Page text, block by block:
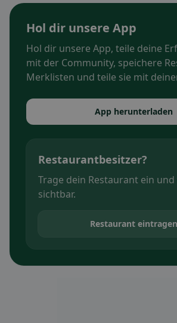
Hol dir unsere App
Hol dir unsere App, teile deine
mit der Community, speichere
Merklisten und teile sie mit
App herunterladen
Restaurantbesitzer?
Trage dein Restaurant ein
sichtbar.
Restaurant eintragen